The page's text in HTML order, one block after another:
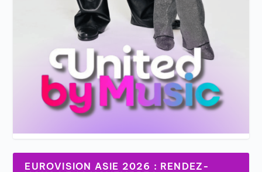
EUROVISION ASIE 2026 : RENDEZ-